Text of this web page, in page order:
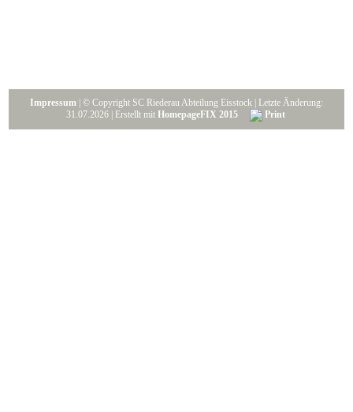
Impressum | © Copyright SC Riederau Abteilung Eisstock | Letzte Änderung:
31.07.2026 | Erstellt mit HomepageFIX 2015 Print